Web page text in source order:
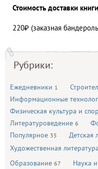
Рубрики:
Ежедневники 1
Информационные
Физическая культура и
Литературоведение 6
Популярное 35 Детская
Художественная литература
Образование 67 Наука
Стоимость доставки
220₽ (заказная